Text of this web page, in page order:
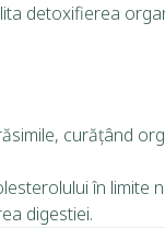
detoxifierea
curățând
în limite
digestiei.